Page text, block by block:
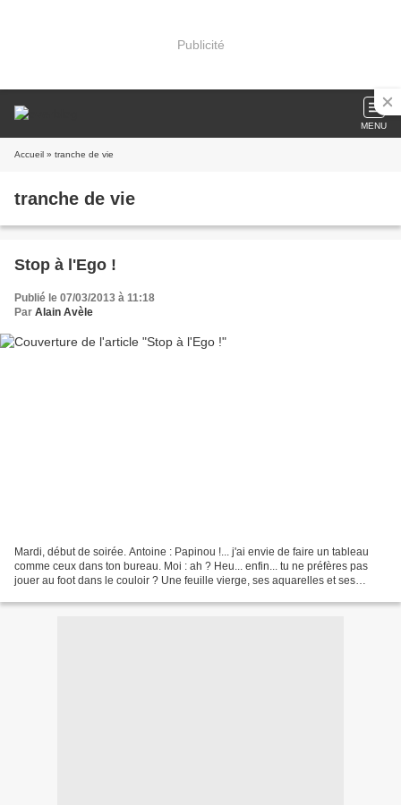
Publicité
MENU
Accueil » tranche de vie
tranche de vie
Stop à l'Ego !
Publié le 07/03/2013 à 11:18
Par Alain Avèle
Mardi, début de soirée. Antoine : Papinou !... j'ai envie de faire un tableau
comme ceux dans ton bureau. Moi : ah ? Heu... enfin... tu ne préfères pas
jouer au foot dans le couloir ? Une feuille vierge, ses aquarelles et ses